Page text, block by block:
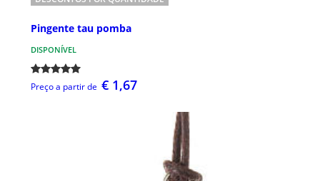
Pingente tau pomba
DISPONÍVEL
Preço a partir de € 1,67